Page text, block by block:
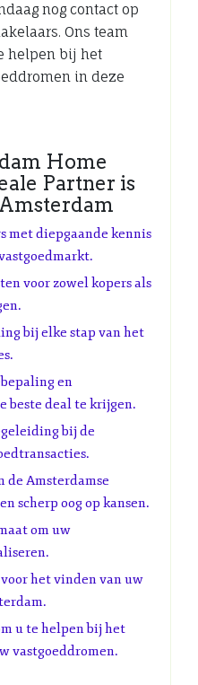
nog contact op
Ons team
helpen bij het
in deze
Home
Partner is
met diepgaande kennis
voor zowel kopers als
bij elke stap van het
en
beste deal te krijgen.
bij de
de Amsterdamse
scherp oog op kansen.
om uw
het vinden van uw
u te helpen bij het
vastgoeddromen.